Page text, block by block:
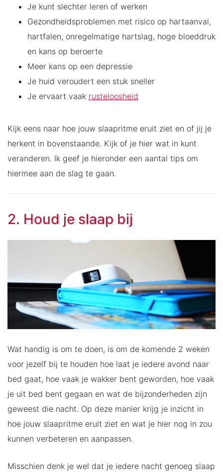
Je kunt slechter leren of werken
Gezondheidsproblemen met risico op hartaanval,
hartfalen, onregelmatige hartslag, hoge bloeddruk
en kans op beroerte
Meer kans op een depressie
Je huid veroudert een stuk sneller
Je ervaart vaak rusteloosheid
Kijk eens naar hoe jouw slaapritme eruit ziet en of jij je
herkent in bovenstaande. Kijk of je hier wat in kunt
veranderen. Ik geef je hieronder een aantal tips om
hiermee aan de slag te gaan.
2. Houd je slaap bij
Wat handig is om te doen, is om de komende 2 weken
voor jezelf bij te houden hoe laat je iedere avond naar
bed gaat, hoe vaak je wakker bent geworden, hoe vaak
je uit bed bent gegaan en wat de bijzonderheden zijn
geweest die nacht. Op deze manier krijg je inzicht in
hoe jouw slaapritme eruit ziet en wat je hier nog in zou
kunnen verbeteren en aanpassen.
Misschien denk je wel dat je iedere nacht genoeg slaap